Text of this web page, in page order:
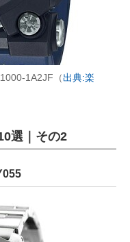
1A2JF（出典:楽
選｜その2